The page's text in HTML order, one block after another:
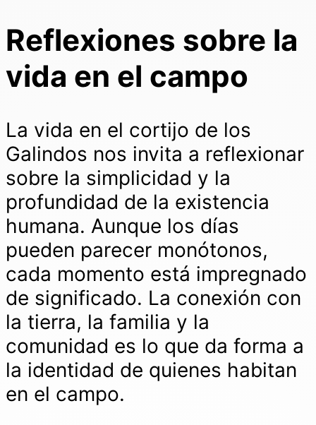
Reflexiones sobre la
vida en el campo
La vida en el cortijo de los
Galindos nos invita a reflexionar
sobre la simplicidad y la
profundidad de la existencia
humana. Aunque los días
pueden parecer monótonos,
cada momento está impregnado
de significado. La conexión con
la tierra, la familia y la
comunidad es lo que da forma a
la identidad de quienes habitan
en el campo.